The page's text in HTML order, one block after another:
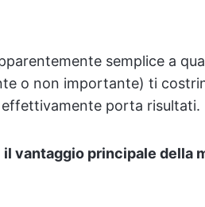
semplice a
o non importante) ti
porta risultati.
il vantaggio principale della